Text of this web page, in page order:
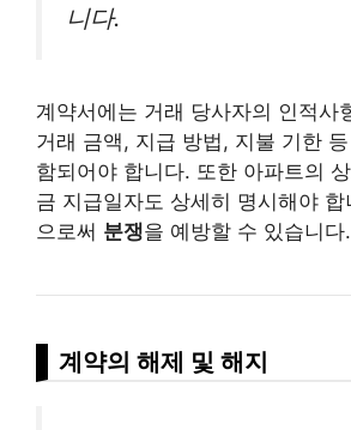
니다.
계약서에는 거래 당사자의 인적사
거래 금액, 지급 방법, 지불 기한
함되어야 합니다. 또한 아파트의
금 지급일자도 상세히 명시해야
으로써 분쟁을 예방할 수 있습니다.
계약의 해제 및 해지